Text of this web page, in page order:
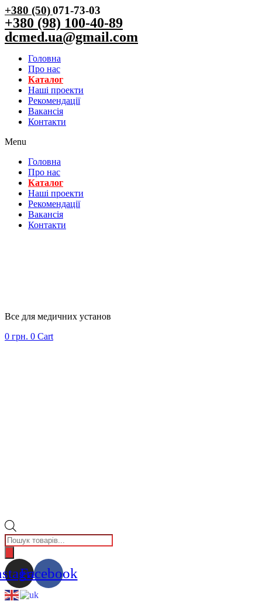
+380 (50)071-73-03
+380 (98) 100-40-89
dcmed.ua@gmail.com
Головна
Про нас
Каталог
Нашi проекти
Рекомендації
Вакансiя
Контакти
Menu
Головна
Про нас
Каталог
Нашi проекти
Рекомендації
Вакансiя
Контакти
Все для медичних установ
0 грн. 0 Cart
Пошук
товарів
Facebook